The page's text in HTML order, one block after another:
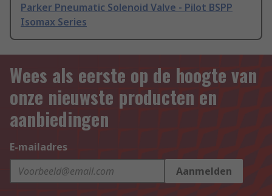
Parker Pneumatic Solenoid Valve - Pilot BSPP
Isomax Series
Wees als eerste op de hoogte van
onze nieuwste producten en
aanbiedingen
E-mailadres
Aanmelden